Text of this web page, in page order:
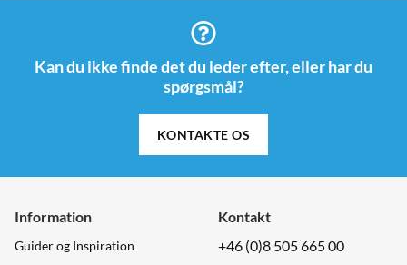
Kan du ikke finde det du leder efter, eller har du
spørgsmål?
KONTAKTE OS
Information
Guider og Inspiration
Kontakt
+46 (0)8 505 665 00